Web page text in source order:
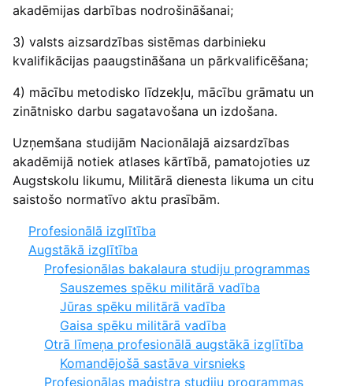
akadēmijas darbības nodrošināšanai;
3) valsts aizsardzības sistēmas darbinieku
kvalifikācijas paaugstināšana un pārkvalificēšana;
4) mācību metodisko līdzekļu, mācību grāmatu un
zinātnisko darbu sagatavošana un izdošana.
Uzņemšana studijām Nacionālajā aizsardzības
akadēmijā notiek atlases kārtībā, pamatojoties uz
Augstskolu likumu, Militārā dienesta likuma un citu
saistošo normatīvo aktu prasībām.
Profesionālā izglītība
Augstākā izglītība
Profesionālas bakalaura studiju programmas
Sauszemes spēku militārā vadība
Jūras spēku militārā vadība
Gaisa spēku militārā vadība
Otrā līmeņa profesionālā augstākā izglītība
Komandējošā sastāva virsnieks
Profesionālas maģistra studiju programmas